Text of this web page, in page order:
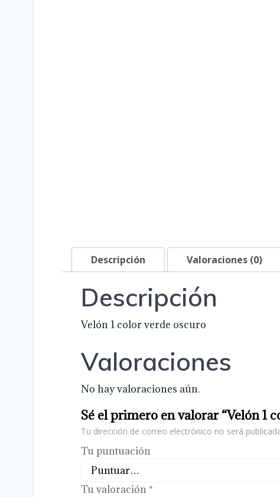
Descripción Valoraciones (0)
Descripción
Velón 1 color verde oscuro
Valoraciones
No hay valoraciones aún.
Sé el primero en valorar “Velón 1
Tu dirección de correo electrónico no será
Tu puntuación
Tu valoración *